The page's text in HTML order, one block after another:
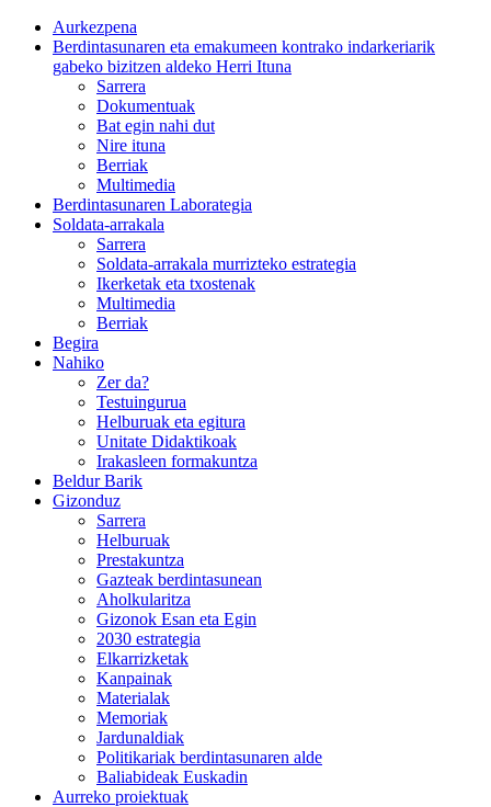
Aurkezpena
Berdintasunaren eta emakumeen kontrako indarkeriarik
gabeko bizitzen aldeko Herri Ituna
Sarrera
Dokumentuak
Bat egin nahi dut
Nire ituna
Berriak
Multimedia
Berdintasunaren Laborategia
Soldata-arrakala
Sarrera
Soldata-arrakala murrizteko estrategia
Ikerketak eta txostenak
Multimedia
Berriak
Begira
Nahiko
Zer da?
Testuingurua
Helburuak eta egitura
Unitate Didaktikoak
Irakasleen formakuntza
Beldur Barik
Gizonduz
Sarrera
Helburuak
Prestakuntza
Gazteak berdintasunean
Aholkularitza
Gizonok Esan eta Egin
2030 estrategia
Elkarrizketak
Kanpainak
Materialak
Memoriak
Jardunaldiak
Politikariak berdintasunaren alde
Baliabideak Euskadin
Aurreko proiektuak